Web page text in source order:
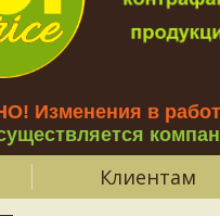
Изменения в
Клиентам